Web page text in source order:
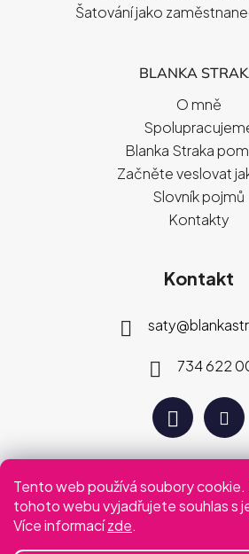
Tento web používá soubory cookie.
tohoto webu vyjadřujete souhlas s
Více informacízde.
Šatování jako
BLANKA
O mně
Blanka Straka
Začněte veslovat
Slovník pojmů
Kontakty
Kontakt
saty@
734 622
Plaťte jak vám